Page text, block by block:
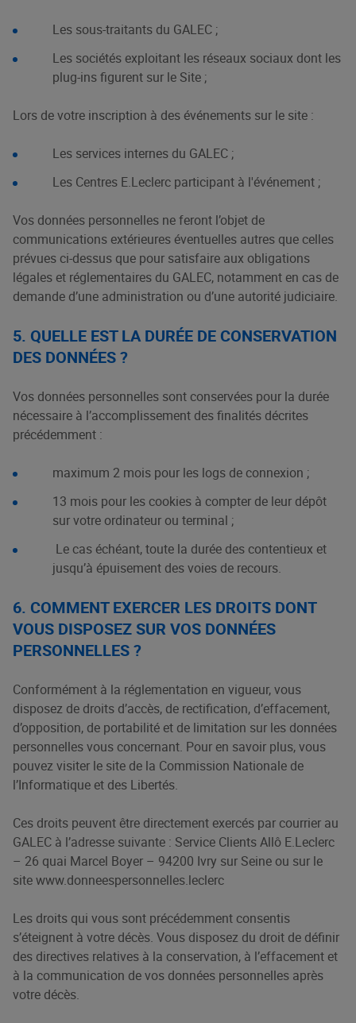
Les sous-traitants du GALEC ;
Les sociétés exploitant les réseaux sociaux dont les
plug-ins figurent sur le Site ;
Lors de votre inscription à des événements sur le site :
Les services internes du GALEC ;
Les Centres E.Leclerc participant à l'événement ;
Vos données personnelles ne feront l’objet de
communications extérieures éventuelles autres que celles
prévues ci-dessus que pour satisfaire aux obligations
légales et réglementaires du GALEC, notamment en cas de
demande d’une administration ou d’une autorité judiciaire.
5. QUELLE EST LA DURÉE DE CONSERVATION
DES DONNÉES ?
Vos données personnelles sont conservées pour la durée
nécessaire à l’accomplissement des finalités décrites
précédemment :
maximum 2 mois pour les logs de connexion ;
13 mois pour les cookies à compter de leur dépôt
sur votre ordinateur ou terminal ;
Le cas échéant, toute la durée des contentieux et
jusqu’à épuisement des voies de recours.
6. COMMENT EXERCER LES DROITS DONT
VOUS DISPOSEZ SUR VOS DONNÉES
PERSONNELLES ?
Conformément à la réglementation en vigueur, vous
disposez de droits d’accès, de rectification, d’effacement,
d’opposition, de portabilité et de limitation sur les données
personnelles vous concernant. Pour en savoir plus, vous
pouvez visiter le site de la Commission Nationale de
l’Informatique et des Libertés.
Ces droits peuvent être directement exercés par courrier au
GALEC à l’adresse suivante : Service Clients Allô E.Leclerc
– 26 quai Marcel Boyer – 94200 Ivry sur Seine ou sur le
sitewww.donneespersonnelles.leclerc
Les droits qui vous sont précédemment consentis
s’éteignent à votre décès. Vous disposez du droit de définir
des directives relatives à la conservation, à l’effacement et
à la communication de vos données personnelles après
votre décès.